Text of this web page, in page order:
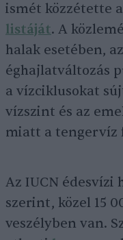
ismét közzétette
listáját. A
halak esetében,
éghajlatváltozás
a vízciklusokat
vízszint és az
miatt a tengervíz
Az IUCN édesvízi
szerint, közel 15
veszélyben van.